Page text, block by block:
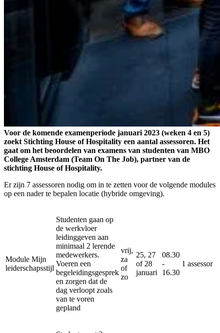
Voor de komende examenperiode januari 2023 (weken 4 en 5)
zoekt Stichting House of Hospitality een aantal assessoren. Het
gaat om het beoordelen van examens van studenten van MBO
College Amsterdam (Team On The Job), partner van de
stichting House of Hospitality.
Er zijn 7 assessoren nodig om in te zetten voor de volgende modules
op een nader te bepalen locatie (hybride omgeving).
Module Mijn
leiderschapsstijl
Studenten gaan op
de werkvloer
leidinggeven aan
minimaal 2 lerende
medewerkers.
Voeren een
begeleidingsgesprek
en zorgen dat de
dag verloopt zoals
van te voren
gepland
vrij,
za
of
zo
25, 27
of 28
januari
08.30
-
16.30
1 assessor